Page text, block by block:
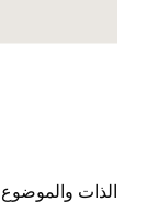
الذات والموضوع